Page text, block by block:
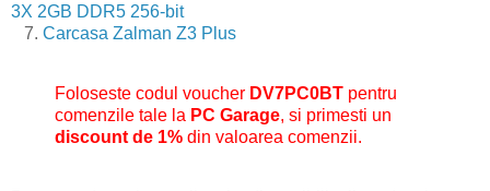
3X 2GB DDR5 256-bit
7. Carcasa Zalman Z3 Plus
Foloseste codul voucher DV7PC0BT pentru
comenzile tale la PC Garage, si primesti un
discount de 1% din valoarea comenzii.